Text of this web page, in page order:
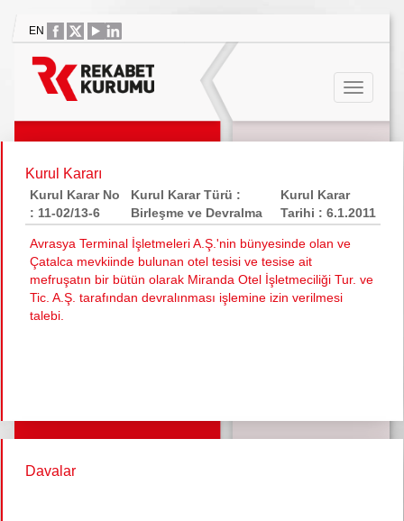
EN
Kurul Kararı
Kurul Karar No
: 11-02/13-6
Kurul Karar Türü :
Birleşme ve Devralma
Kurul Karar
Tarihi : 6.1.2011
Avrasya Terminal İşletmeleri A.Ş.'nin bünyesinde olan ve
Çatalca mevkiinde bulunan otel tesisi ve tesise ait
mefruşatın bir bütün olarak Miranda Otel İşletmeciliği Tur. ve
Tic. A.Ş. tarafından devralınması işlemine izin verilmesi
talebi.
Davalar